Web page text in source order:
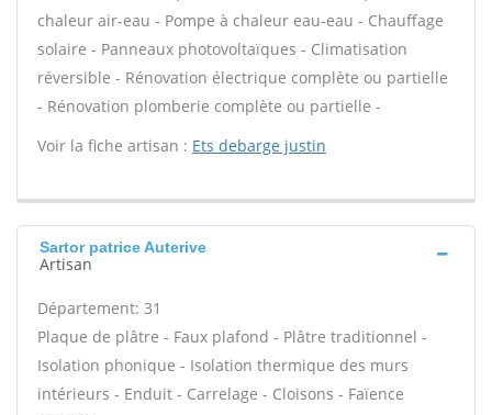
chaleur air-eau - Pompe à chaleur eau-eau - Chauffage
solaire - Panneaux photovoltaïques - Climatisation
réversible - Rénovation électrique complète ou partielle
- Rénovation plomberie complète ou partielle -
Voir la fiche artisan : Ets debarge justin
Sartor patrice Auterive
Artisan
Département: 31
Plaque de plâtre - Faux plafond - Plâtre traditionnel -
Isolation phonique - Isolation thermique des murs
intérieurs - Enduit - Carrelage - Cloisons - Faïence